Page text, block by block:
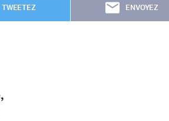
TWEETEZ ENVOYEZ